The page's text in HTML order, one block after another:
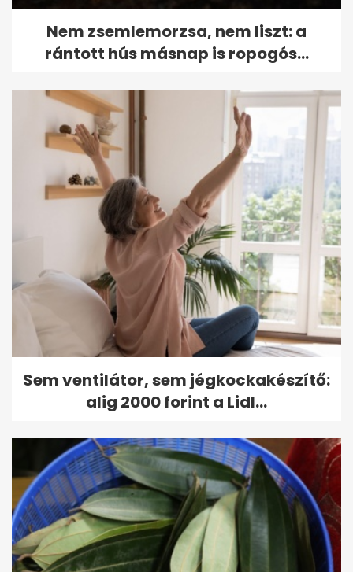
Nem zsemlemorzsa, nem liszt: a
rántott hús másnap is ropogós...
Sem ventilátor, sem jégkockakészítő:
alig 2000 forint a Lidl...